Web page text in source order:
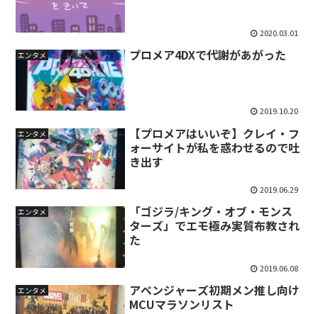
2020.03.01
エンタメ プロメア4DXで代謝があがった
2019.10.20
エンタメ
【プロメアはいいぞ】クレイ・フ
ォーサイトが私を惑わせるので吐
き出す
2019.06.29
エンタメ
「ゴジラ/キング・オブ・モンス
ターズ」でエモ極み実質布教され
た
2019.06.08
エンタメ
アベンジャーズ初期メン推し向け
MCUマラソンリスト